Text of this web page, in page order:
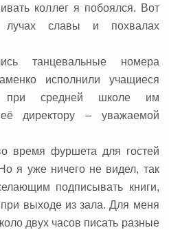
коллег я побоялся. Вот
славы и похвалах
танцевальные номера
исполнили учащиеся
при средней школе им
директору – уважаемой
время фуршета для гостей
я уже ничего не видел, так
подписывать книги,
выходе из зала. Для меня
двух часов писать разные